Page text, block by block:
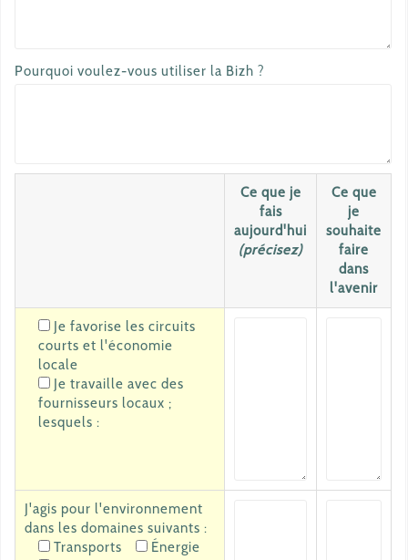
Pourquoi voulez-vous utiliser la Bizh ?
Ce que je
fais
aujourd'hui
(précisez)
Ce que
je
souhaite
faire
dans
l'avenir
Je favorise les circuits
courts et l'économie
locale
Je travaille avec des
fournisseurs locaux ;
lesquels :
J'agis pour l'environnement
dans les domaines suivants :
Transports
Énergie